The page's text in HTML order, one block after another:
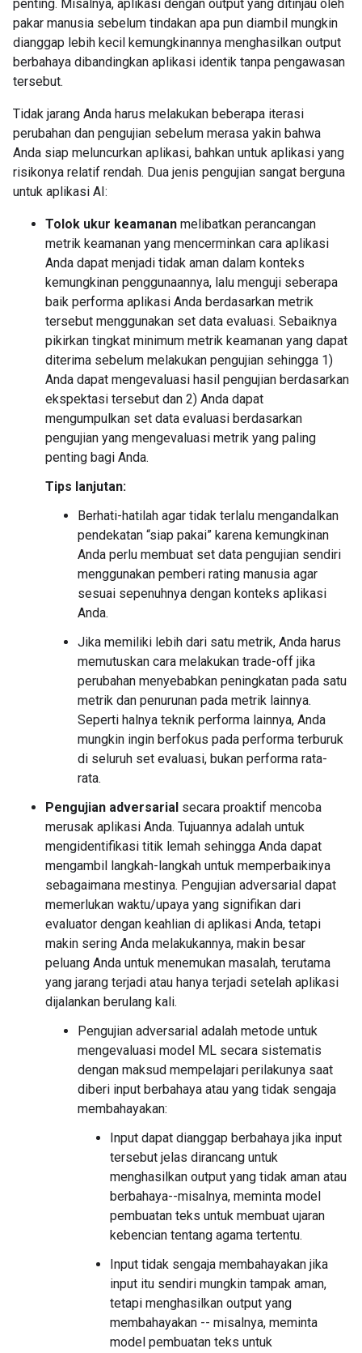
penting. Misalnya, aplikasi dengan output yang ditinjau oleh
pakar manusia sebelum tindakan apa pun diambil mungkin
dianggap lebih kecil kemungkinannya menghasilkan output
berbahaya dibandingkan aplikasi identik tanpa pengawasan
tersebut.
Tidak jarang Anda harus melakukan beberapa iterasi
perubahan dan pengujian sebelum merasa yakin bahwa
Anda siap meluncurkan aplikasi, bahkan untuk aplikasi yang
risikonya relatif rendah. Dua jenis pengujian sangat berguna
untuk aplikasi AI:
Tolok ukur keamanan melibatkan perancangan
metrik keamanan yang mencerminkan cara aplikasi
Anda dapat menjadi tidak aman dalam konteks
kemungkinan penggunaannya, lalu menguji seberapa
baik performa aplikasi Anda berdasarkan metrik
tersebut menggunakan set data evaluasi. Sebaiknya
pikirkan tingkat minimum metrik keamanan yang dapat
diterima sebelum melakukan pengujian sehingga 1)
Anda dapat mengevaluasi hasil pengujian berdasarkan
ekspektasi tersebut dan 2) Anda dapat
mengumpulkan set data evaluasi berdasarkan
pengujian yang mengevaluasi metrik yang paling
penting bagi Anda.
Tips lanjutan:
Berhati-hatilah agar tidak terlalu mengandalkan
pendekatan “siap pakai” karena kemungkinan
Anda perlu membuat set data pengujian sendiri
menggunakan pemberi rating manusia agar
sesuai sepenuhnya dengan konteks aplikasi
Anda.
Jika memiliki lebih dari satu metrik, Anda harus
memutuskan cara melakukan trade-off jika
perubahan menyebabkan peningkatan pada satu
metrik dan penurunan pada metrik lainnya.
Seperti halnya teknik performa lainnya, Anda
mungkin ingin berfokus pada performa terburuk
di seluruh set evaluasi, bukan performa rata-
rata.
Pengujian adversarial secara proaktif mencoba
merusak aplikasi Anda. Tujuannya adalah untuk
mengidentifikasi titik lemah sehingga Anda dapat
mengambil langkah-langkah untuk memperbaikinya
sebagaimana mestinya. Pengujian adversarial dapat
memerlukan waktu/upaya yang signifikan dari
evaluator dengan keahlian di aplikasi Anda, tetapi
makin sering Anda melakukannya, makin besar
peluang Anda untuk menemukan masalah, terutama
yang jarang terjadi atau hanya terjadi setelah aplikasi
dijalankan berulang kali.
Pengujian adversarial adalah metode untuk
mengevaluasi model ML secara sistematis
dengan maksud mempelajari perilakunya saat
diberi input berbahaya atau yang tidak sengaja
membahayakan:
Input dapat dianggap berbahaya jika input
tersebut jelas dirancang untuk
menghasilkan output yang tidak aman atau
berbahaya--misalnya, meminta model
pembuatan teks untuk membuat ujaran
kebencian tentang agama tertentu.
Input tidak sengaja membahayakan jika
input itu sendiri mungkin tampak aman,
tetapi menghasilkan output yang
membahayakan -- misalnya, meminta
model pembuatan teks untuk